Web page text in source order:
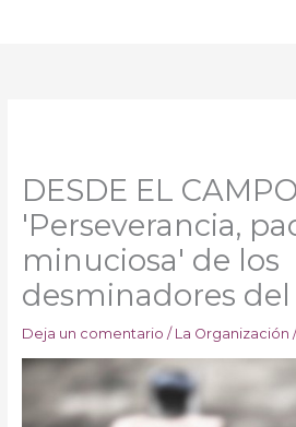
DESDE EL
'Perseverancia,
minuciosa' de los
desminadores
Deja un comentario / La Organización